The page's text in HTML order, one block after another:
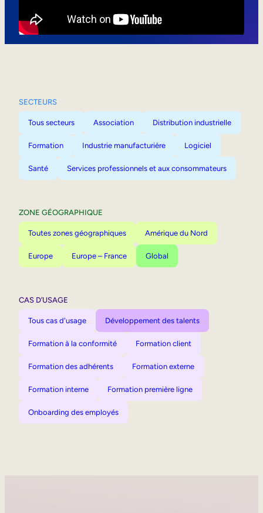
SECTEURS
Tous secteurs Association Distribution industrielle
Formation Industrie manufacturière Logiciel
Santé Services professionnels et aux consommateurs
ZONE GÉOGRAPHIQUE
Toutes zones géographiques Amérique du Nord
Europe Europe – France Global
CAS D’USAGE
Tous cas d'usage Développement des talents
Formation à la conformité Formation client
Formation des adhérents Formation externe
Formation interne Formation première ligne
Onboarding des employés